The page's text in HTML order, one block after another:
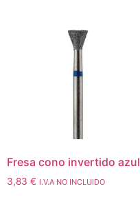
Fresa cono invertido azul
3,83 € I.V.A NO INCLUIDO